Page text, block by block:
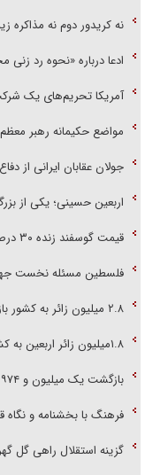
نه کریدور دوم نه مذاکره
ادعا درباره «نحوه رد
آمریکا تحریم‌های یک
مواضع حکیمانه رهبر
جولان عقابان ایرانی از
اربعین حسینی؛ یکی از
قیمت گوسفند زنده ۳۰ درصد کاهش یافت؛ گوشت ارزان نشد
فلسطین مسئله نخست
۲.۸ میلیون زائر به کشور بازگشتند
۱.۸میلیون زائر اربعین به کشور بازگشتند
بازگشت یک میلیون و ۹۷۴ هزار زائر اربعین به کشور
فرهنگ با بخشنامه و نگاه
گزینه استقلال راهی گل